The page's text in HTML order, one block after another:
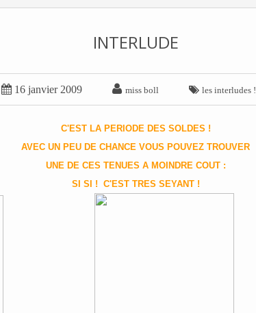
INTERLUDE
 16 janvier 2009  miss boll  les interludes !
C'EST LA PERIODE DES SOLDES !
AVEC UN PEU DE CHANCE VOUS POUVEZ TROUVER
UNE DE CES TENUES A MOINDRE COUT :
SI SI ! C'EST TRES SEYANT !